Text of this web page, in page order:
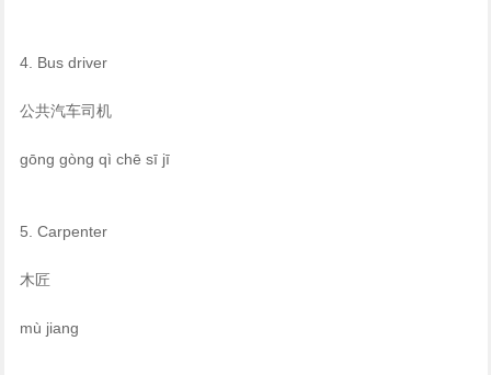
4. Bus driver
公共汽车司机
gōng gòng qì chē sī jī
5. Carpenter
木匠
mù jiang